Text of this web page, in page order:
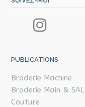
PUBLICATIONS
Broderie Machine
Broderie Main & SAL
Couture